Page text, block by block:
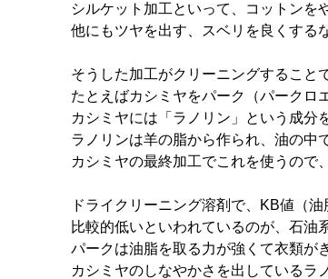
シルケット加工といって、コットンを
他にもツヤを出す、スベリを良くする
そうした加工がクリーニングすること
たとえばカシミヤをパーク（パークロ
カシミヤには「ラノリン」という成分
ラノリンは羊の脂から作られ、油の中
カシミヤの最終加工でこれを使うので
ドライクリーニング溶剤で、KB値（
比較的低いといわれているのが、石油
パークは油脂を取る力が強くて衣類が
カシミヤのしなやかさを出しているラ